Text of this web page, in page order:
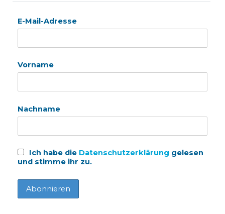
E-Mail-Adresse
Vorname
Nachname
Ich habe die Datenschutzerklärung gelesen
und stimme ihr zu.